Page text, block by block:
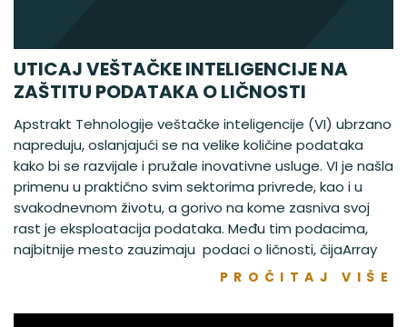
UTICAJ VEŠTAČKE INTELIGENCIJE NA
ZAŠTITU PODATAKA O LIČNOSTI
Apstrakt Tehnologije veštačke inteligencije (VI) ubrzano
napreduju, oslanjajući se na velike količine podataka
kako bi se razvijale i pružale inovativne usluge. VI je našla
primenu u praktično svim sektorima privrede, kao i u
svakodnevnom životu, a gorivo na kome zasniva svoj
rast je eksploatacija podataka. Među tim podacima,
najbitnije mesto zauzimaju podaci o ličnosti, čijaArray
PROČITAJ VIŠE